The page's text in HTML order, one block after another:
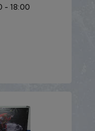
- 18:00